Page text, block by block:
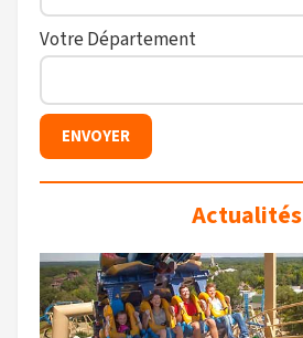
Votre Département
Actualités